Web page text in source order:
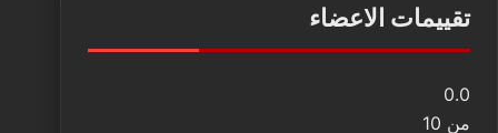
تقييمات الاعضاء
0.0
من 10